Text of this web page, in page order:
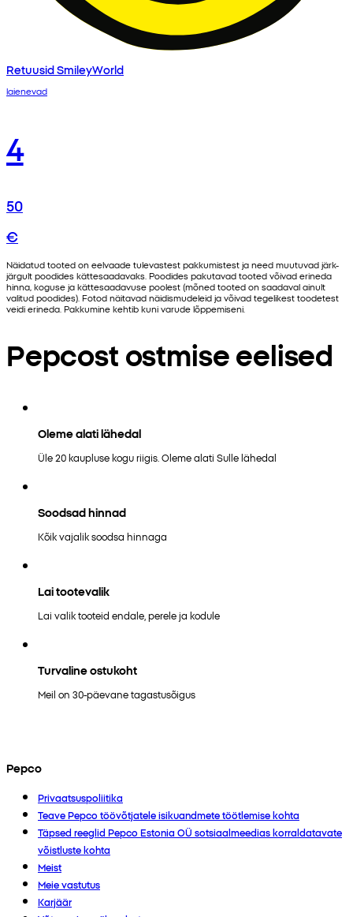
Retuusid SmileyWorld
laienevad
4
50
€
Näidatud tooted on eelvaade tulevastest pakkumistest ja need muutuvad järk-
järgult poodides kättesaadavaks. Poodides pakutavad tooted võivad erineda
hinna, koguse ja kättesaadavuse poolest (mõned tooted on saadaval ainult
valitud poodides). Fotod näitavad näidismudeleid ja võivad tegelikest toodetest
veidi erineda. Pakkumine kehtib kuni varude lõppemiseni.
Pepcost ostmise eelised
Oleme alati lähedal
Üle 20 kaupluse kogu riigis. Oleme alati Sulle lähedal
Soodsad hinnad
Kõik vajalik soodsa hinnaga
Lai tootevalik
Lai valik tooteid endale, perele ja kodule
Turvaline ostukoht
Meil on 30-päevane tagastusõigus
Pepco
Privaatsuspoliitika
Teave Pepco töövõtjatele isikuandmete töötlemise kohta
Täpsed reeglid Pepco Estonia OÜ sotsiaalmeedias korraldatavate
võistluste kohta
Meist
Meie vastutus
Karjäär